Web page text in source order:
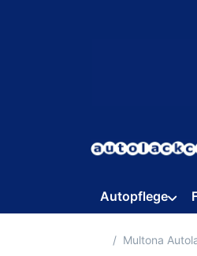
Autopflege
Startseite
Multona